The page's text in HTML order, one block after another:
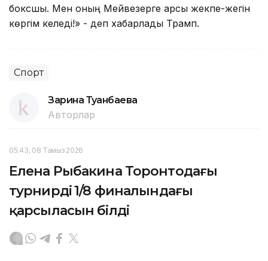
боксшы. Мен оның Мейвезерге қарсы жекпе-жегін
көргім келеді!» - деп хабарлады Трамп.
Спорт
Зарина Туғанбаева
Авторлар
05:43, 08 Тамыз 2026
Елена Рыбакина Торонтодағы
турнирдің 1/8 финалындағы
қарсыласын білді